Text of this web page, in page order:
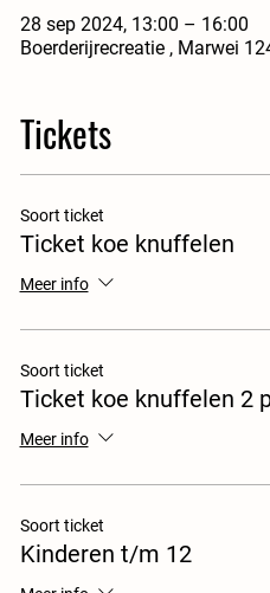
28 sep 2024, 13:00 – 16:00
Boerderijrecreatie , Marwei
Tickets
Soort ticket
Ticket koe knuffelen
Meer info
Soort ticket
Ticket koe knuffelen 2
Meer info
Soort ticket
Kinderen t/m 12